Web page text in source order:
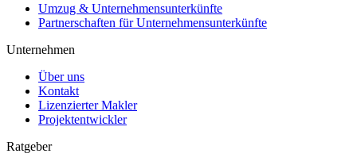
Umzug & Unternehmensunterkünfte
Partnerschaften für Unternehmensunterkünfte
Unternehmen
Über uns
Kontakt
Lizenzierter Makler
Projektentwickler
Ratgeber